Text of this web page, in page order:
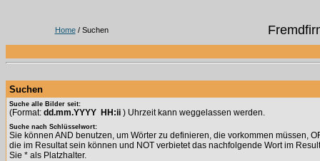
Home/ Suchen
Suchen
Suche alle Bilder seit:
(Format: dd.mm.YYYY HH:ii ) Uhrzeit kann weggelassen werden.
Suche nach Schlüsselwort:
Sie können AND benutzen, um Wörter zu definieren, die vorkommen müssen,
die im Resultat sein können und NOT verbietet das nachfolgende Wort im
Sie * als Platzhalter.